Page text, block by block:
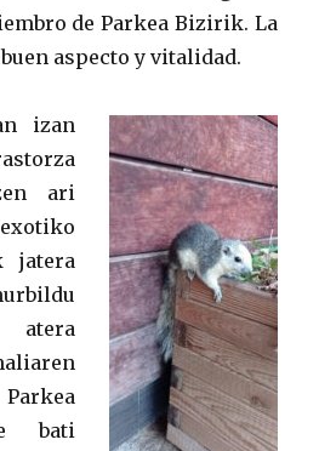
de Parkea Bizirik. La
aspecto y vitalidad.
izan
ari
jatera
atera
bati